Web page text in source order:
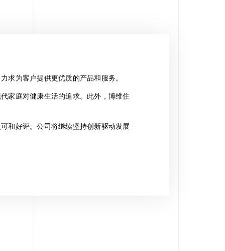
求为客户提供更优质的产品和服务。
家庭对健康生活的追求。此外，博维住
和好评。公司将继续坚持创新驱动发展